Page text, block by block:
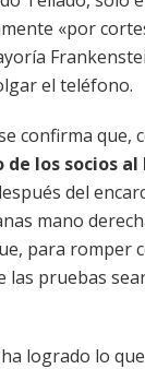
«por
el teléfono.
confirma que,
de los socios al
del
mano
para romper
las pruebas
ha logrado lo